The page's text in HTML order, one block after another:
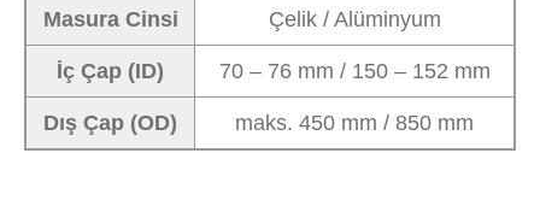
Masura Cinsi Çelik / Alüminyum
İç Çap (ID) 70 – 76 mm / 150 – 152 mm
Dış Çap (OD) maks. 450 mm / 850 mm